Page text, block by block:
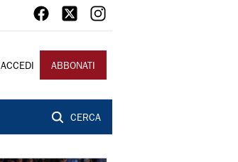
ACCEDI ABBONATI
CERCA